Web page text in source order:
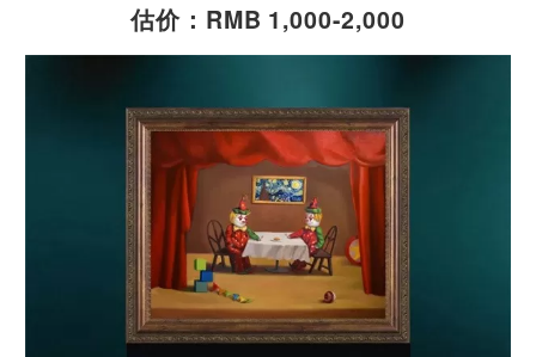
估价：RMB 1,000-2,000